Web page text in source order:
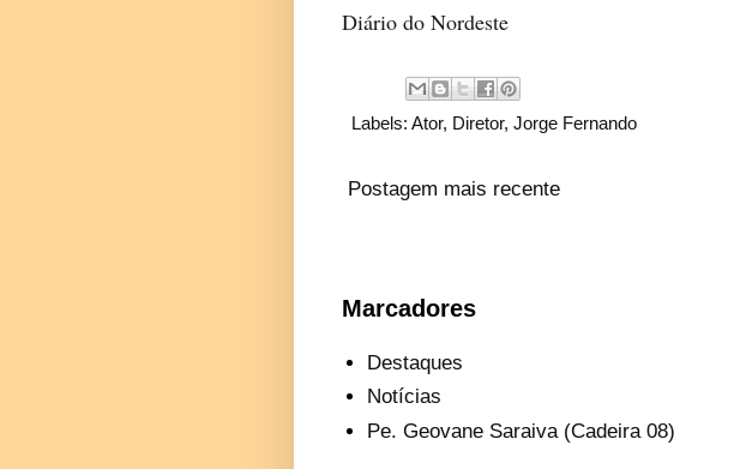
Diário do Nordeste
Labels: Ator, Diretor, Jorge Fernando
Postagem mais recente
Marcadores
Destaques
Notícias
Pe. Geovane Saraiva (Cadeira 08)